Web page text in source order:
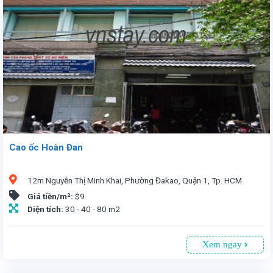
Cao ốc Hoàn Đan
12m Nguyễn Thị Minh Khai, Phường Đakao, Quận 1, Tp. HCM
Giá tiền/m²: $9
Diện tích: 30 - 40 - 80 m2
Xem ngay